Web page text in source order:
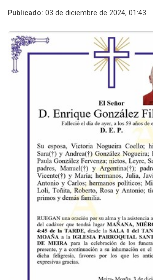
Publicado: 03 de diciembre de 2024, 01:43